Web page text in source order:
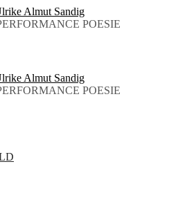
Almut Sandig
POESIE
Almut Sandig
POESIE